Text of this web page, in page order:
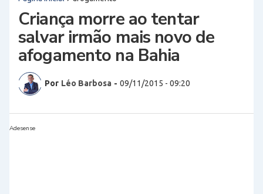
Criança morre ao tentar
salvar irmão mais novo de
afogamento na Bahia
Por Léo Barbosa - 09/11/2015 - 09:20
Adesense